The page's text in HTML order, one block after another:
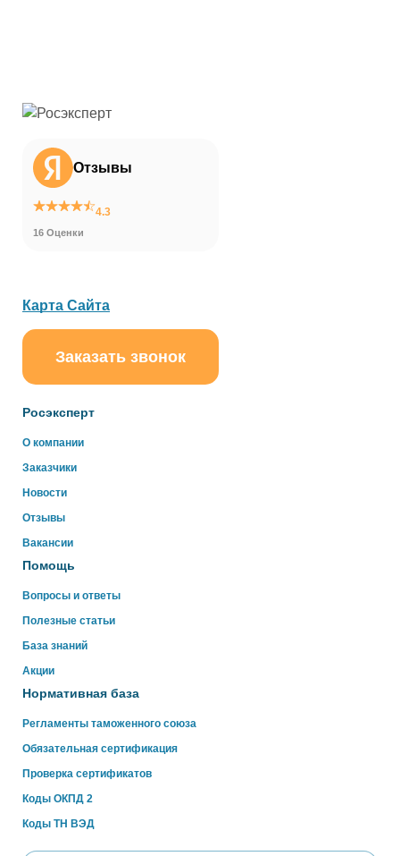
Отзывы
4.3
16 Оценки
Росэксперт
О компании
Заказчики
Новости
Отзывы
Вакансии
Помощь
Вопросы и ответы
Полезные статьи
База знаний
Акции
Нормативная база
Регламенты таможенного союза
Обязательная сертификация
Проверка сертификатов
Коды ОКПД 2
Коды ТН ВЭД
Карта Сайта
Заказать звонок
online
Здравствуйте!
Свяжитесь с нами через WhatsApp нажав на кнопку
WhatsApp